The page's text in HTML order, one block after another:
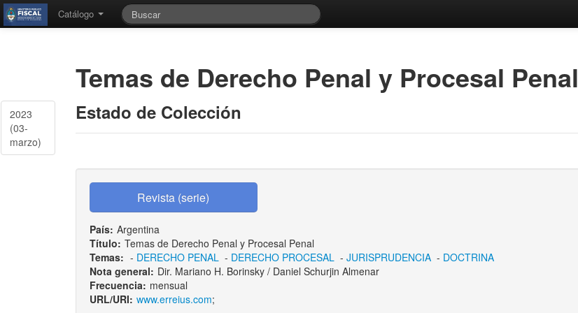
Catálogo
2023
(03-
marzo)
Temas de Derecho Penal y Procesal Penal
Estado de Colección
País: Argentina
Título: Temas de Derecho Penal y Procesal Penal
Temas: - DERECHO PENAL- DERECHO PROCESAL- JURISPRUDENCIA- DOCTRINA
Nota general: Dir. Mariano H. Borinsky / Daniel Schurjin Almenar
Frecuencia: mensual
URL/URI: www.erreius.com;